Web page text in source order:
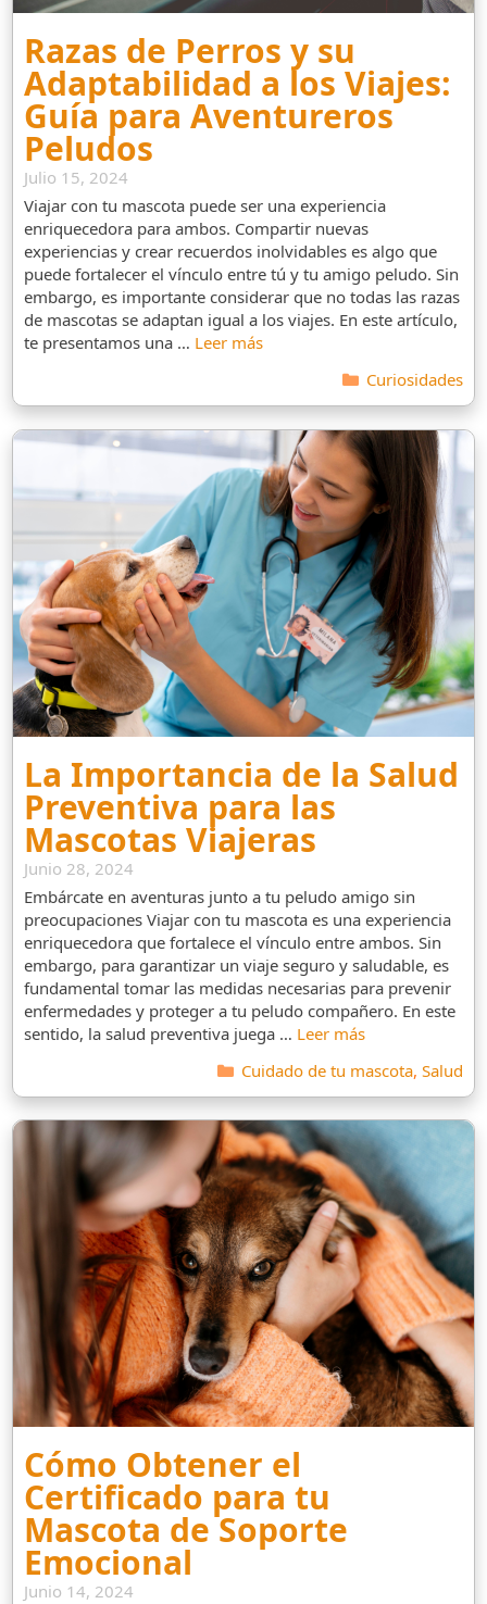
Razas de Perros y su
Adaptabilidad a los Viajes:
Guía para Aventureros
Peludos
Julio 15, 2024
Viajar con tu mascota puede ser una experiencia
enriquecedora para ambos. Compartir nuevas
experiencias y crear recuerdos inolvidables es algo que
puede fortalecer el vínculo entre tú y tu amigo peludo. Sin
embargo, es importante considerar que no todas las razas
de mascotas se adaptan igual a los viajes. En este artículo,
te presentamos una … Leer más
Categorías
Curiosidades
La Importancia de la Salud
Preventiva para las
Mascotas Viajeras
Junio 28, 2024
Embárcate en aventuras junto a tu peludo amigo sin
preocupaciones Viajar con tu mascota es una experiencia
enriquecedora que fortalece el vínculo entre ambos. Sin
embargo, para garantizar un viaje seguro y saludable, es
fundamental tomar las medidas necesarias para prevenir
enfermedades y proteger a tu peludo compañero. En este
sentido, la salud preventiva juega … Leer más
Categorías
Cuidado de tu mascota, Salud
Cómo Obtener el
Certificado para tu
Mascota de Soporte
Emocional
Junio 14, 2024